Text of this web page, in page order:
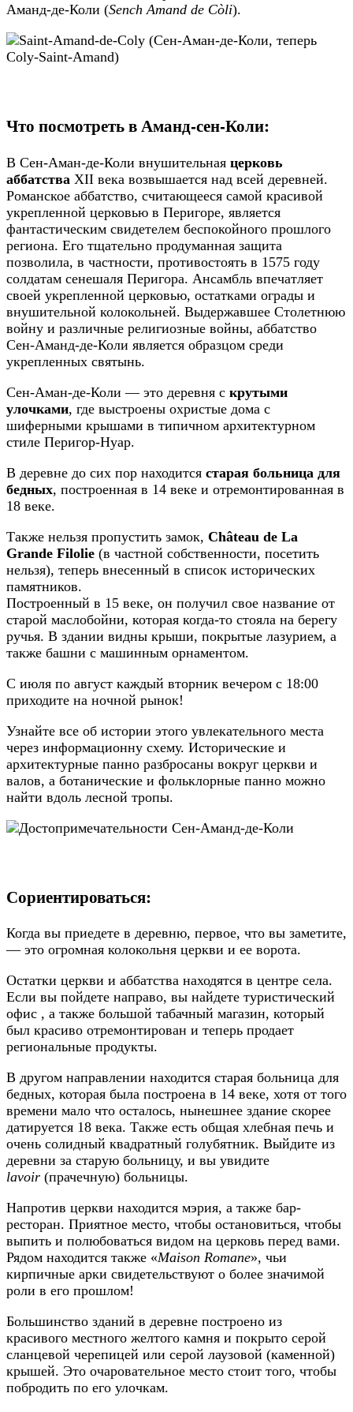
Аманд-де-Коли (Sench Amand de Còli).
Что посмотреть в Аманд-сен-Коли:
В Сен-Аман-де-Коли внушительная церковь
аббатства XII века возвышается над всей деревней.
Романское аббатство, считающееся самой красивой
укрепленной церковью в Перигоре, является
фантастическим свидетелем беспокойного прошлого
региона. Его тщательно продуманная защита
позволила, в частности, противостоять в 1575 году
солдатам сенешаля Перигора. Ансамбль впечатляет
своей укрепленной церковью, остатками ограды и
внушительной колокольней. Выдержавшее Столетнюю
войну и различные религиозные войны, аббатство
Сен-Аманд-де-Коли является образцом среди
укрепленных святынь.
Сен-Аман-де-Коли — это деревня с крутыми
улочками, где выстроены охристые дома с
шиферными крышами в типичном архитектурном
стиле Перигор-Нуар.
В деревне до сих пор находится старая больница для
бедных, построенная в 14 веке и отремонтированная в
18 веке.
Также нельзя пропустить замок, Château de La
Grande Filolie (в частной собственности, посетить
нельзя), теперь внесенный в список исторических
памятников.
Построенный в 15 веке, он получил свое название от
старой маслобойни, которая когда-то стояла на берегу
ручья. В здании видны крыши, покрытые лазурием, а
также башни с машинным орнаментом.
С июля по август каждый вторник вечером с 18:00
приходите на ночной рынок!
Узнайте все об истории этого увлекательного места
через информационну схему. Исторические и
архитектурные панно разбросаны вокруг церкви и
валов, а ботанические и фольклорные панно можно
найти вдоль лесной тропы.
Сориентироваться:
Когда вы приедете в деревню, первое, что вы заметите,
— это огромная колокольня церкви и ее ворота.
Остатки церкви и аббатства находятся в центре села.
Если вы пойдете направо, вы найдете туристический
офис , а также большой табачный магазин, который
был красиво отремонтирован и теперь продает
региональные продукты.
В другом направлении находится старая больница для
бедных, которая была построена в 14 веке, хотя от того
времени мало что осталось, нынешнее здание скорее
датируется 18 века. Также есть общая хлебная печь и
очень солидный квадратный голубятник. Выйдите из
деревни за старую больницу, и вы увидите
lavoir (прачечную) больницы.
Напротив церкви находится мэрия, а также бар-
ресторан. Приятное место, чтобы остановиться, чтобы
выпить и полюбоваться видом на церковь перед вами.
Рядом находится также «Maison Romane», чьи
кирпичные арки свидетельствуют о более значимой
роли в его прошлом!
Большинство зданий в деревне построено из
красивого местного желтого камня и покрыто серой
сланцевой черепицей или серой лаузовой (каменной)
крышей. Это очаровательное место стоит того, чтобы
побродить по его улочкам.